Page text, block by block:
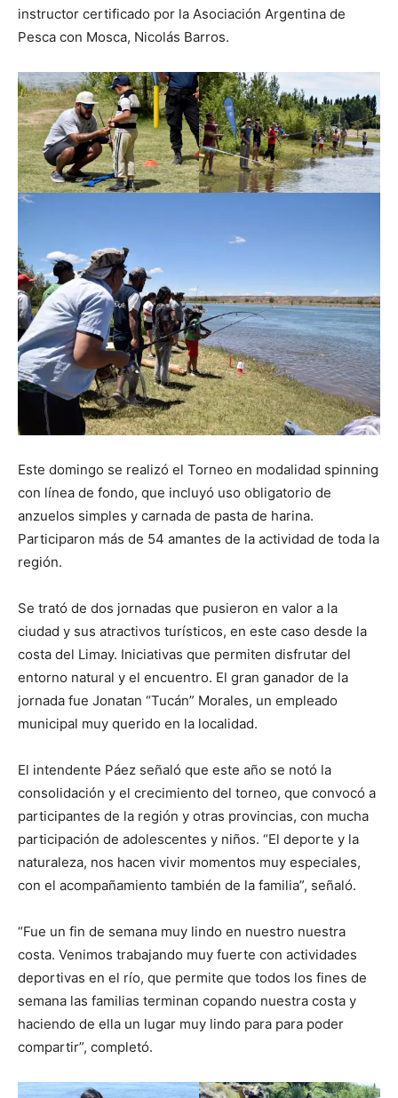
instructor certificado por la Asociación Argentina de
Pesca con Mosca, Nicolás Barros.
Este domingo se realizó el Torneo en modalidad spinning
con línea de fondo, que incluyó uso obligatorio de
anzuelos simples y carnada de pasta de harina.
Participaron más de 54 amantes de la actividad de toda la
región.
Se trató de dos jornadas que pusieron en valor a la
ciudad y sus atractivos turísticos, en este caso desde la
costa del Limay. Iniciativas que permiten disfrutar del
entorno natural y el encuentro. El gran ganador de la
jornada fue Jonatan “Tucán” Morales, un empleado
municipal muy querido en la localidad.
El intendente Páez señaló que este año se notó la
consolidación y el crecimiento del torneo, que convocó a
participantes de la región y otras provincias, con mucha
participación de adolescentes y niños. “El deporte y la
naturaleza, nos hacen vivir momentos muy especiales,
con el acompañamiento también de la familia”, señaló.
“Fue un fin de semana muy lindo en nuestro nuestra
costa. Venimos trabajando muy fuerte con actividades
deportivas en el río, que permite que todos los fines de
semana las familias terminan copando nuestra costa y
haciendo de ella un lugar muy lindo para para poder
compartir”, completó.